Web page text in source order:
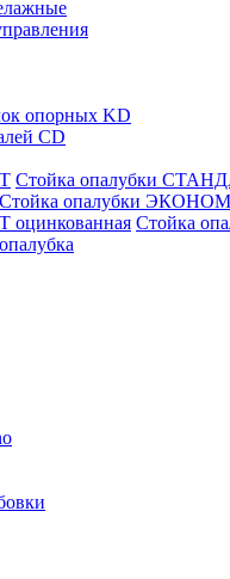
опорных KD
CD
Стойка опалубки
Стойка опалубки ЭКОНОМ
Стойка